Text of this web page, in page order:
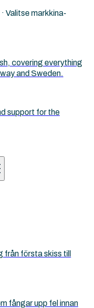
Valitse markkina-
covering everything
and Sweden.
support for the
första skiss till
fångar upp fel innan